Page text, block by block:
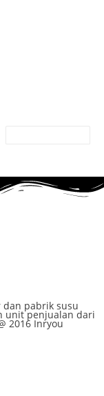
dan pabrik susu
unit penjualan dari
2016 Inryou